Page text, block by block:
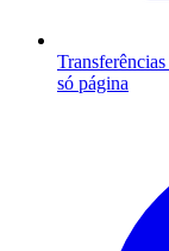
Transferências
só página